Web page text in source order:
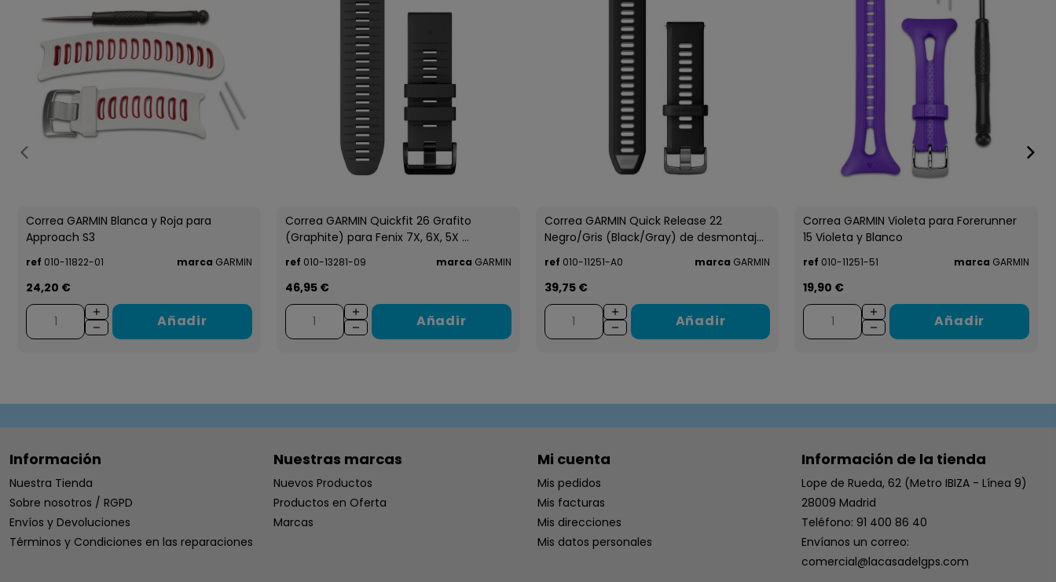
Correa GARMIN Blanca y Roja para
Approach S3
ref 010-11822-01 marca GARMIN
24,20 €
Añadir
Correa GARMIN Quickfit 26 Grafito
(Graphite) para Fenix 7X, 6X, 5X ...
ref 010-13281-09 marca GARMIN
46,95 €
Añadir
Correa GARMIN Quick Release 22
Negro/Gris (Black/Gray) de desmontaj...
ref 010-11251-A0 marca GARMIN
39,75 €
Añadir
Correa GARMIN Violeta para Forerunner
15 Violeta y Blanco
ref 010-11251-51 marca GARMIN
19,90 €
Añadir
Información
Nuestra Tienda
Sobre nosotros / RGPD
Envíos y Devoluciones
Términos y Condiciones en las reparaciones
Nuestras marcas
Nuevos Productos
Productos en Oferta
Marcas
Mi cuenta
Mis pedidos
Mis facturas
Mis direcciones
Mis datos personales
Información de la tienda
Lope de Rueda, 62 (Metro IBIZA - Línea 9)
28009 Madrid
Teléfono: 91 400 86 40
Envíanos un correo:
comercial@lacasadelgps.com